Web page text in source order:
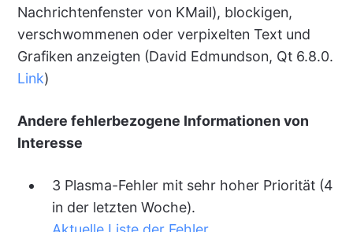
Nachrichtenfenster von KMail), blockigen,
verschwommenen oder verpixelten Text und
Grafiken anzeigten (David Edmundson, Qt 6.8.0.
Link)
Andere fehlerbezogene Informationen von
Interesse
3 Plasma-Fehler mit sehr hoher Priorität (4
in der letzten Woche).